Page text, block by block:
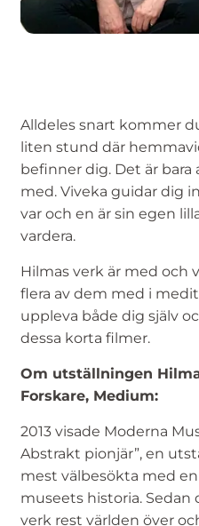
Alldeles snart kommer
liten stund där
befinner dig. Det är
med. Viveka guidar dig
var och en är sin egen
vardera.
Hilmas verk är med och
flera av dem med i
uppleva både dig själv
dessa korta filmer.
Om utställningen
Forskare, Medium:
2013 visade Moderna
Abstrakt pionjär”, en
mest välbesökta med
museets historia. Sedan
verk rest världen över